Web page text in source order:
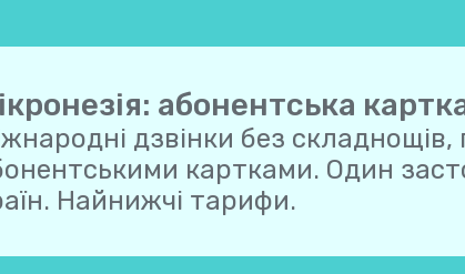
абонентська
дзвінки без складнощів,
картками. Один
Найнижчі тарифи.